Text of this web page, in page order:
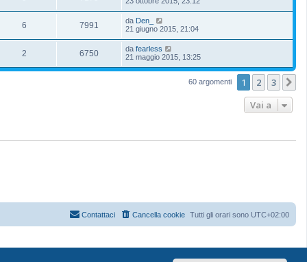
6 7991 da Den_
21 giugno 2015, 21:04
2 6750 da fearless
21 maggio 2015, 13:25
60 argomenti 1 2 3
Vai a
Tutti gli orari sono UTC+02:00
Cancella cookie
Contattaci